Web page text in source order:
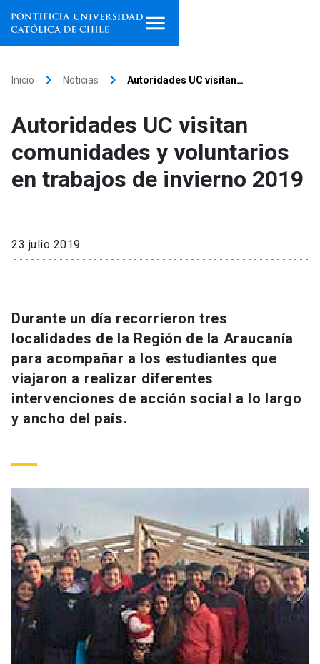
Facultades, escuelas e
institutos
Investigación
Extensión
Universidad
Información para keyboard_arrow_down
Futuros estudiantes
Personal
Alumni launch
Padres y familia
Vecinos launch
Go to english site launch
Admisión
Correo UC launch
Mi Portal UC launch
Medios Biblioteca launch
Donaciones
Inicio keyboard_arrow_right Noticias keyboard_arrow_right Autoridades UC visitan…
Autoridades UC visitan
comunidades y voluntarios
en trabajos de invierno 2019
23 julio 2019
Durante un día recorrieron tres
localidades de la Región de la Araucanía
para acompañar a los estudiantes que
viajaron a realizar diferentes
intervenciones de acción social a lo largo
y ancho del país.